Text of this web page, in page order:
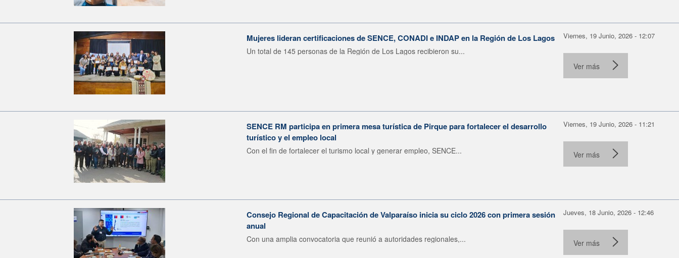
Mujeres lideran certificaciones de SENCE, CONADI e INDAP en la Región de Los Lagos
Un total de 145 personas de la Región de Los Lagos recibieron su...
Viernes, 19 Junio, 2026 - 12:07
Ver más
SENCE RM participa en primera mesa turística de Pirque para fortalecer el desarrollo
turístico y el empleo local
Con el fin de fortalecer el turismo local y generar empleo, SENCE...
Viernes, 19 Junio, 2026 - 11:21
Ver más
Consejo Regional de Capacitación de Valparaíso inicia su ciclo 2026 con primera sesión
anual
Con una amplia convocatoria que reunió a autoridades regionales,...
Jueves, 18 Junio, 2026 - 12:46
Ver más